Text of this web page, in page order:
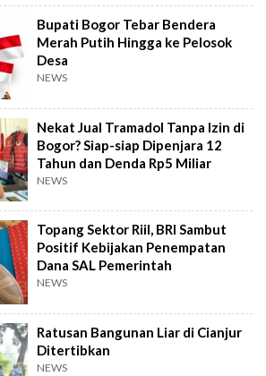
Bupati Bogor Tebar Bendera
Merah Putih Hingga ke Pelosok
Desa
NEWS
Nekat Jual Tramadol Tanpa Izin di
Bogor? Siap-siap Dipenjara 12
Tahun dan Denda Rp5 Miliar
NEWS
Topang Sektor Riil, BRI Sambut
Positif Kebijakan Penempatan
Dana SAL Pemerintah
NEWS
Ratusan Bangunan Liar di Cianjur
Ditertibkan
NEWS